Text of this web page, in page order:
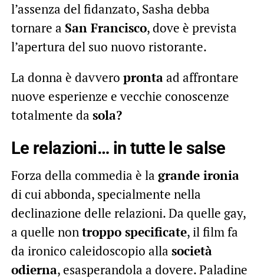
l’assenza del fidanzato, Sasha debba
tornare a San Francisco, dove è prevista
l’apertura del suo nuovo ristorante.
La donna è davvero prontaad affrontare
nuove esperienze e vecchie conoscenze
totalmente da sola?
Le relazioni… in tutte le salse
Forza della commedia è la grande ironia
di cui abbonda, specialmente nella
declinazione delle relazioni. Da quelle gay,
a quelle nontroppo specificate, il film fa
da ironico caleidoscopio alla società
odierna, esasperandola a dovere. Paladine